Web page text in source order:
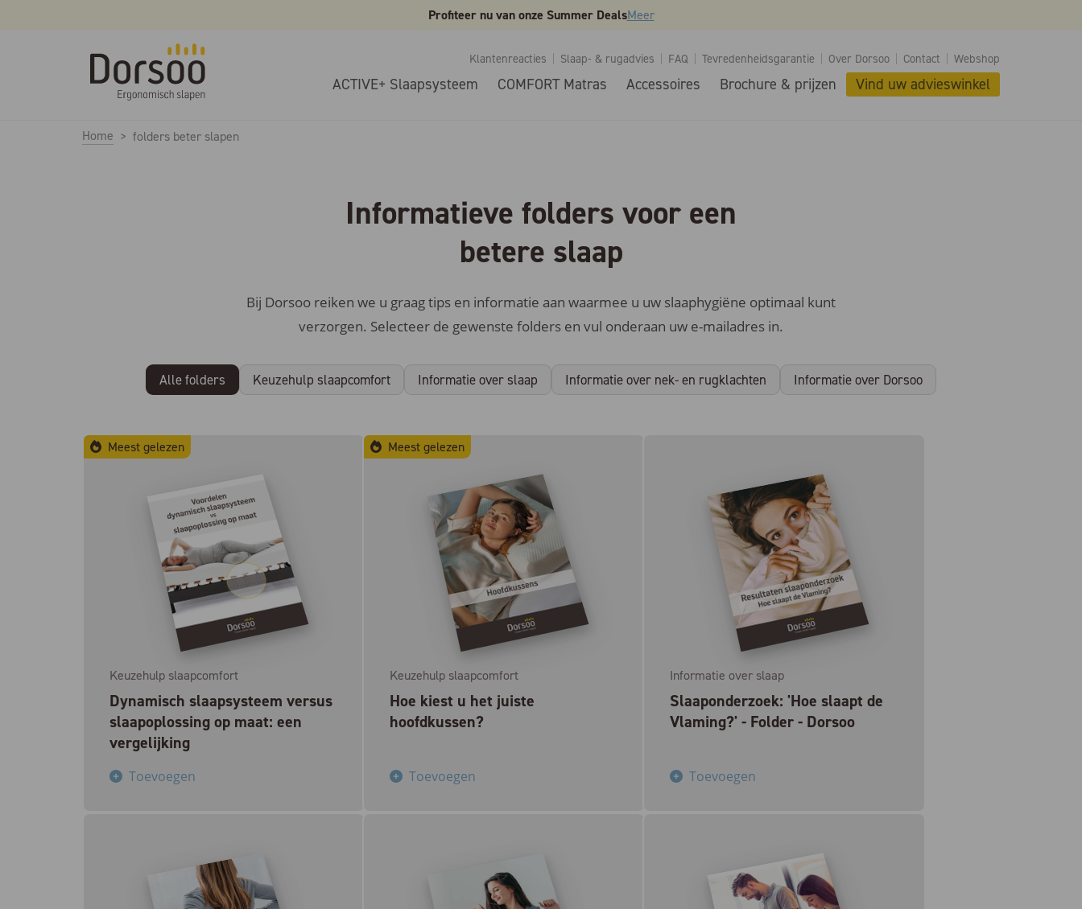
Profiteer nu van onze Summer DealsMeer
Klantenreacties Slaap- & rugadvies FAQ Tevredenheidsgarantie Over Dorsoo Contact Webshop
ACTIVE+ Slaapsysteem COMFORT Matras Accessoires Brochure & prijzen Vind uw advieswinkel
Home folders beter slapen
Informatieve folders voor een
betere slaap
Bij Dorsoo reiken we u graag tips en informatie aan waarmee u uw slaaphygiëne optimaal kunt
verzorgen. Selecteer de gewenste folders en vul onderaan uw e-mailadres in.
Alle folders Keuzehulp slaapcomfort Informatie over slaap Informatie over nek- en rugklachten Informatie over Dorsoo
Meest gelezen
Keuzehulp slaapcomfort
Dynamisch slaapsysteem versus
slaapoplossing op maat: een
vergelijking
Toevoegen
Meest gelezen
Keuzehulp slaapcomfort
Hoe kiest u het juiste
hoofdkussen?
Toevoegen
Informatie over slaap
Slaaponderzoek: 'Hoe slaapt de
Vlaming?' - Folder - Dorsoo
Toevoegen